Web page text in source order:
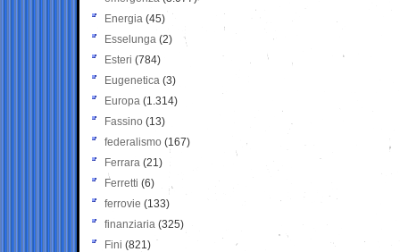
Energia (45)
Esselunga (2)
Esteri (784)
Eugenetica (3)
Europa (1.314)
Fassino (13)
federalismo (167)
Ferrara (21)
Ferretti (6)
ferrovie (133)
finanziaria (325)
Fini (821)